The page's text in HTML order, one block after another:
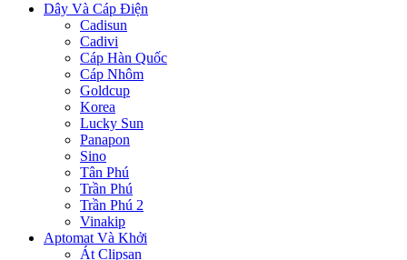
Dây Và Cáp Điện
Cadisun
Cadivi
Cáp Hàn Quốc
Cáp Nhôm
Goldcup
Korea
Lucky Sun
Panapon
Sino
Tân Phú
Trần Phú
Trần Phú 2
Vinakip
Aptomat Và Khởi
Át Clipsan